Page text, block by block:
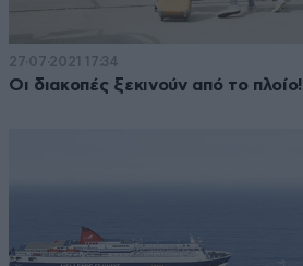
27·07·2021 17:34
Οι διακοπές ξεκινούν από το πλοίο!